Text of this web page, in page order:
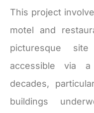
This project
motel and
picturesque
accessible via
decades,
buildings